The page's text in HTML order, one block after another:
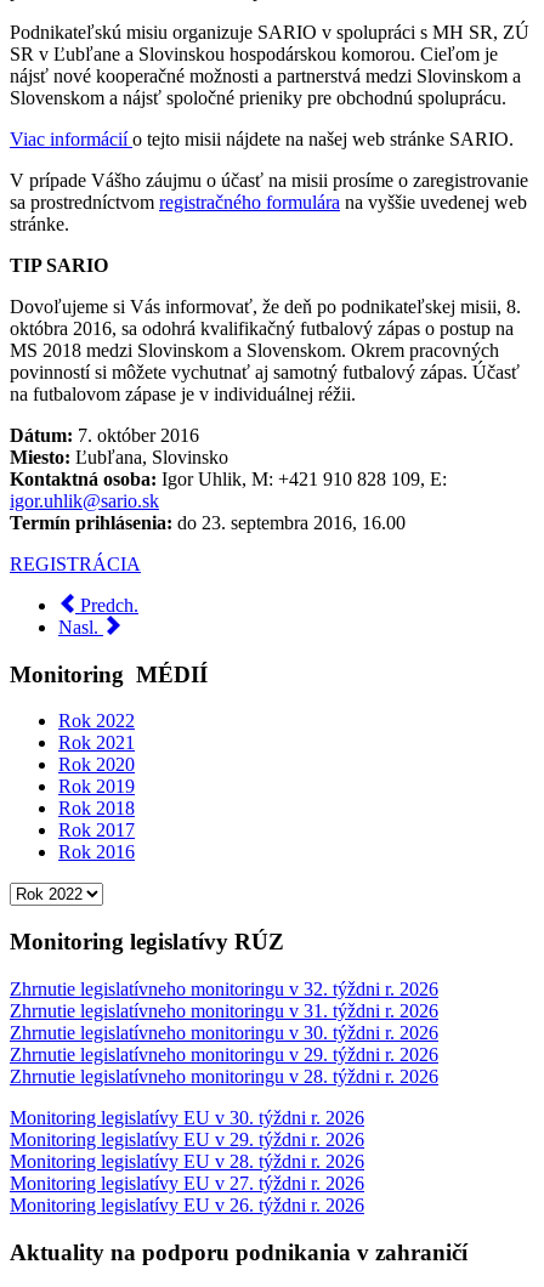
Podnikateľskú misiu organizuje SARIO v spolupráci s MH SR, ZÚ
SR v Ľubľane a Slovinskou hospodárskou komorou. Cieľom je
nájsť nové kooperačné možnosti a partnerstvá medzi Slovinskom a
Slovenskom a nájsť spoločné prieniky pre obchodnú spoluprácu.
Viac informáciío tejto misii nájdete na našej web stránke SARIO.
V prípade Vášho záujmu o účasť na misii prosíme o zaregistrovanie
sa prostredníctvom registračného formulára na vyššie uvedenej web
stránke.
TIP SARIO
Dovoľujeme si Vás informovať, že deň po podnikateľskej misii, 8.
októbra 2016, sa odohrá kvalifikačný futbalový zápas o postup na
MS 2018 medzi Slovinskom a Slovenskom. Okrem pracovných
povinností si môžete vychutnať aj samotný futbalový zápas. Účasť
na futbalovom zápase je v individuálnej réžii.
Dátum: 7. október 2016
Miesto: Ľubľana, Slovinsko
Kontaktná osoba: Igor Uhlik, M: +421 910 828 109, E:
igor.uhlik@sario.sk
Termín prihlásenia: do 23. septembra 2016, 16.00
REGISTRÁCIA
Predch.
Nasl.
Monitoring MÉDIÍ
Rok 2022
Rok 2021
Rok 2020
Rok 2019
Rok 2018
Rok 2017
Rok 2016
Monitoring legislatívy RÚZ
Zhrnutie legislatívneho monitoringu v 32. týždni r. 2026
Zhrnutie legislatívneho monitoringu v 31. týždni r. 2026
Zhrnutie legislatívneho monitoringu v 30. týždni r. 2026
Zhrnutie legislatívneho monitoringu v 29. týždni r. 2026
Zhrnutie legislatívneho monitoringu v 28. týždni r. 2026
Monitoring legislatívy EU v 30. týždni r. 2026
Monitoring legislatívy EU v 29. týždni r. 2026
Monitoring legislatívy EU v 28. týždni r. 2026
Monitoring legislatívy EU v 27. týždni r. 2026
Monitoring legislatívy EU v 26. týždni r. 2026
Aktuality na podporu podnikania v zahraničí